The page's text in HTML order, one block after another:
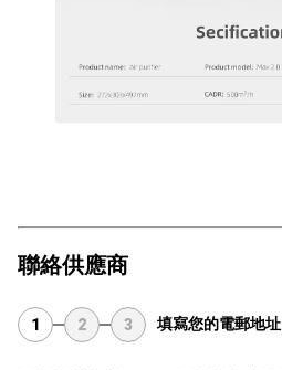
聯絡供應商
1 2 3 填寫您的電郵地址